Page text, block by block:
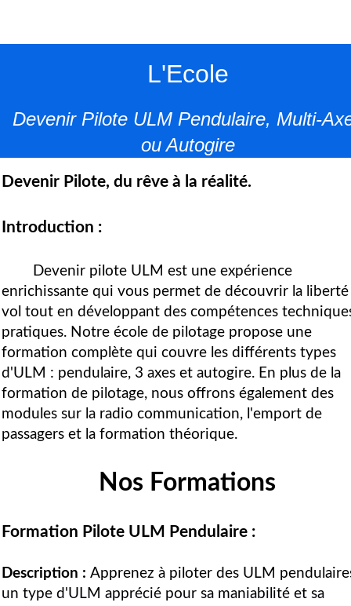
L'Ecole
Devenir Pilote ULM Pendulaire, Multi-
ou Autogire
Devenir Pilote, du rêve à la réalité.
Introduction :
Devenir pilote ULM est une expérience
enrichissante qui vous permet de découvrir la
vol tout en développant des compétences
pratiques. Notre école de pilotage propose une
formation complète qui couvre les différents types
d'ULM : pendulaire, 3 axes et autogire. En plus de la
formation de pilotage, nous offrons également des
modules sur la radio communication, l'emport de
passagers et la formation théorique.
Nos Formations
Formation Pilote ULM Pendulaire :
Description : Apprenez à piloter des ULM
un type d'ULM apprécié pour sa maniabilité et sa